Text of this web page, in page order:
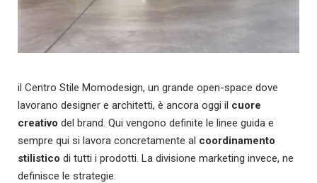
il Centro Stile Momodesign, un grande open-space dove
lavorano designer e architetti, è ancora oggi il cuore
creativo del brand. Qui vengono definite le linee guida e
sempre qui si lavora concretamente al coordinamento
stilistico di tutti i prodotti. La divisione marketing invece, ne
definisce le strategie.